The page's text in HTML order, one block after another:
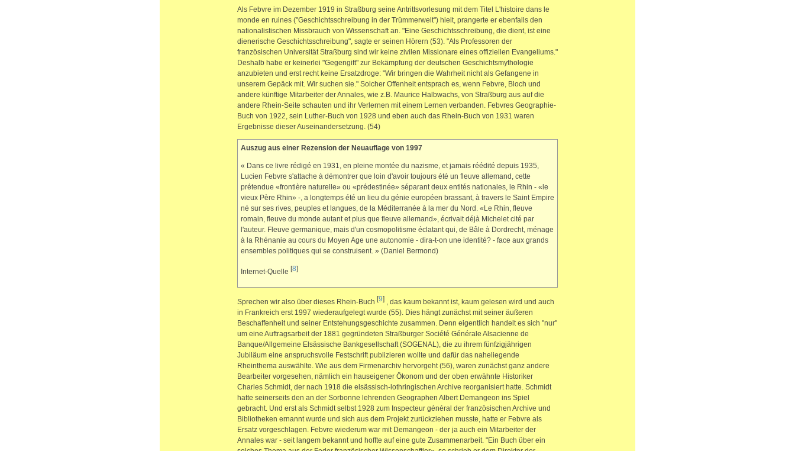
Als Febvre im Dezember 1919 in Straßburg seine Antrittsvorlesung mit dem Titel L'histoire dans le
monde en ruines ("Geschichtsschreibung in der Trümmerwelt") hielt, prangerte er ebenfalls den
nationalistischen Missbrauch von Wissenschaft an. "Eine Geschichtsschreibung, die dient, ist eine
dienerische Geschichtsschreibung", sagte er seinen Hörern (53). "Als Professoren der
französischen Universität Straßburg sind wir keine zivilen Missionare eines offiziellen Evangeliums."
Deshalb habe er keinerlei "Gegengift" zur Bekämpfung der deutschen Geschichtsmythologie
anzubieten und erst recht keine Ersatzdroge: "Wir bringen die Wahrheit nicht als Gefangene in
unserem Gepäck mit. Wir suchen sie." Solcher Offenheit entsprach es, wenn Febvre, Bloch und
andere künftige Mitarbeiter der Annales, wie z.B. Maurice Halbwachs, von Straßburg aus auf die
andere Rhein-Seite schauten und ihr Verlernen mit ei­nem Lernen verbanden. Febvres Geographie-
Buch von 1922, sein Luther-Buch von 1928 und eben auch das Rhein-Buch von 1931 waren
Ergebnisse dieser Auseinandersetzung. (54)
Auszug aus einer Rezension der Neuauflage von 1997
« Dans ce livre rédigé en 1931, en pleine montée du nazisme, et jamais réédité depuis 1935,
Lucien Febvre s'attache à démontrer que loin d'avoir toujours été un fleuve allemand, cette
prétendue «frontière naturelle» ou «prédestinée» séparant deux entités nationales, le Rhin - «le
vieux Père Rhin» -, a longtemps été un lieu du génie européen brassant, à travers le Saint Empire
né sur ses rives, peuples et langues, de la Méditerranée à la mer du Nord. «Le Rhin, fleuve
romain, fleuve du monde autant et plus que fleuve allemand», écrivait déjà Michelet cité par
l'auteur. Fleuve germanique, mais d'un cosmopolitisme éclatant qui, de Bâle à Dordrecht, ménage
à la Rhénanie au cours du Moyen Age une autonomie - dira-t-on une identité? - face aux grands
ensembles politiques qui se construisent. » (Daniel Bermond)
Internet-Quelle [8]
Sprechen wir also über dieses Rhein-Buch [9], das kaum bekannt ist, kaum gelesen wird und auch
in Frankreich erst 1997 wiederaufgelegt wurde (55). Dies hängt zunächst mit seiner äußeren
Beschaffenheit und seiner Entstehungsgeschichte zusammen. Denn eigentlich handelt es sich "nur"
um eine Auftragsarbeit der 1881 gegründeten Straßburger Société Générale Alsacienne de
Banque/Allgemeine Elsässische Bankgesellschaft (SOGENAL), die zu ihrem fünfzigjährigen
Jubiläum eine anspruchsvolle Festschrift publizieren wollte und dafür das naheliegende
Rheinthema auswählte. Wie aus dem Firmenarchiv hervorgeht (56), waren zunächst ganz andere
Bearbeiter vorgesehen, nämlich ein hauseigener Ökonom und der oben erwähnte Historiker
Charles Schmidt, der nach 1918 die elsässisch-lothringischen Archive reorganisiert hatte. Schmidt
hatte seinerseits den an der Sorbonne lehrenden Geographen Albert Demangeon ins Spiel
gebracht. Und erst als Schmidt selbst 1928 zum Inspecteur général der französischen Archive und
Bibliotheken ernannt wurde und sich aus dem Projekt zurückziehen musste, hatte er Febvre als
Ersatz vorgeschlagen. Febvre wiederum war mit Demangeon - der ja auch ein Mitarbeiter der
Annales war - seit langem bekannt und hoffte auf eine gute Zusammenarbeit. "Ein Buch über ein